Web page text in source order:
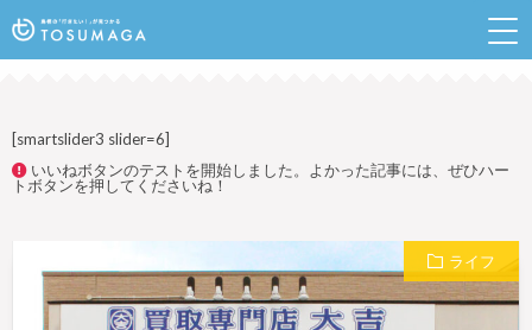
[smartslider3 slider=6]
いいねボタンのテストを開始しました。よかった記事には、ぜひハー
トボタンを押してくださいね！
ライフ